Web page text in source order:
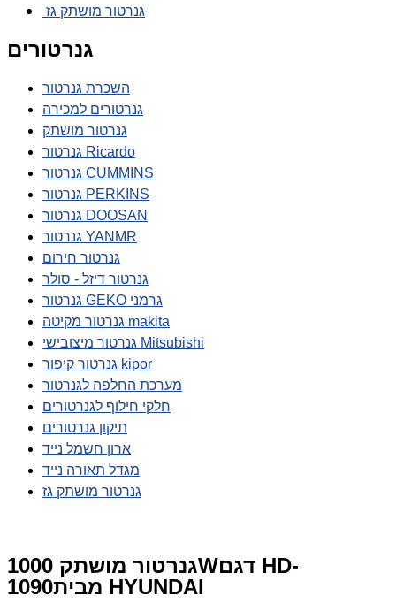
גנרטור מושתק גז
גנרטורים
השכרת גנרטור
גנרטורים למכירה
גנרטור מושתק
גנרטור Ricardo
גנרטור CUMMINS
גנרטור PERKINS
גנרטור DOOSAN
גנרטור YANMR
גנרטור חירום
גנרטור דיזל - סולר
גנרטור GEKO גרמני
גנרטור מקיטה makita
גנרטור מיצובישי Mitsubishi
גנרטור קיפור kipor
מערכת החלפה לגנרטור
חלקי חילוף לגנרטורים
תיקון גנרטורים
ארון חשמל נייד
מגדל תאורה נייד
גנרטור מושתק גז
גנרטור מושתק 1000Wדגם HD-
1090מבית HYUNDAI